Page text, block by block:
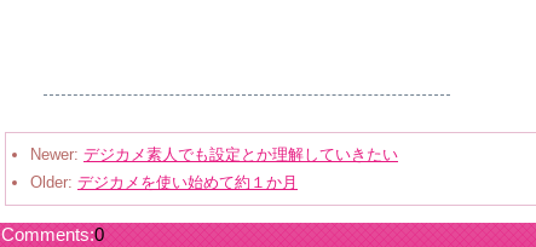
Newer: デジカメ素人でも設定とか理解していきたい
Older: デジカメを使い始めて約１か月
Comments:0